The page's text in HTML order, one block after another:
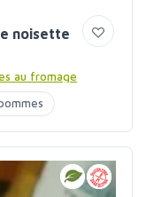
noisette
au fromage